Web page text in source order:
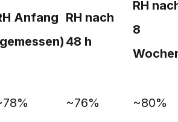
Anfang RH nach
48 h
RH
8
~76% ~80%